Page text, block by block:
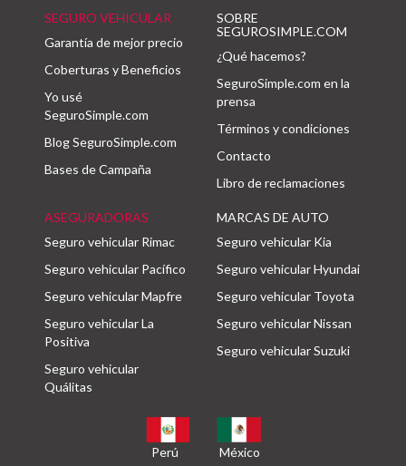
SEGURO VEHICULAR
Garantía de mejor precio
Coberturas y Beneficios
Yo usé
SeguroSimple.com
Blog SeguroSimple.com
Bases de Campaña
SOBRE
SEGUROSIMPLE.COM
¿Qué hacemos?
SeguroSimple.com en la
prensa
Términos y condiciones
Contacto
Libro de reclamaciones
ASEGURADORAS
Seguro vehicular Rimac
Seguro vehicular Pacífico
Seguro vehicular Mapfre
Seguro vehicular La
Positiva
Seguro vehicular
Quálitas
MARCAS DE AUTO
Seguro vehicular Kia
Seguro vehicular Hyundai
Seguro vehicular Toyota
Seguro vehicular Nissan
Seguro vehicular Suzuki
Perú México